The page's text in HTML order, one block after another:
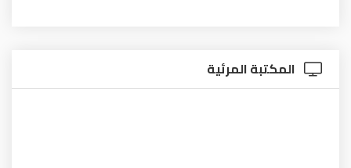
المكتبة المرئية